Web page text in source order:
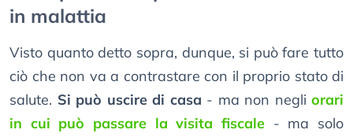
in malattia
Visto quanto detto sopra, dunque, si può fare tutto
ciò che non va a contrastare con il proprio stato di
salute. Si può uscire di casa - ma non negli orari
in cui può passare la visita fiscale - ma solo